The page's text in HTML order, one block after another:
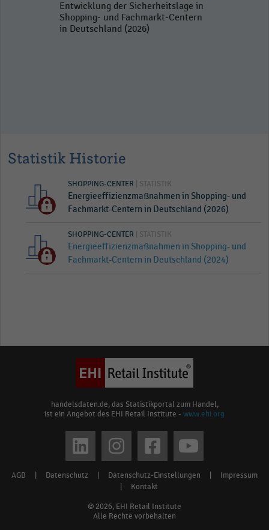
Entwicklung der Sicherheitslage in
Shopping- und Fachmarkt-Centern
in Deutschland (2026)
Statistik Historie
SHOPPING-CENTER | STATISTIK
Energieeffizienzmaßnahmen in Shopping- und
Fachmarkt-Centern in Deutschland (2026)
SHOPPING-CENTER | STATISTIK
Energieeffizienzmaßnahmen in Shopping- und
Fachmarkt-Centern in Deutschland (2024)
handelsdaten.de, das Statistikportal zum Handel,
ist ein Angebot des EHI Retail Institute - www.ehi.org
© 2026, EHI Retail Institute
Alle Rechte vorbehalten
Footer
AGB Datenschutz Datenschutz-Einstellungen
Impressum
Kontakt